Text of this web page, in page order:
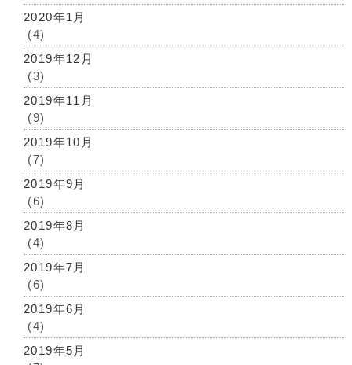
2020年1月
(4)
2019年12月
(3)
2019年11月
(9)
2019年10月
(7)
2019年9月
(6)
2019年8月
(4)
2019年7月
(6)
2019年6月
(4)
2019年5月